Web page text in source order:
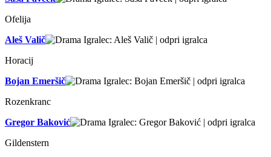
Ofelija
Aleš Valič
Horacij
Bojan Emeršič
Rozenkranc
Gregor Baković
Gildenstern